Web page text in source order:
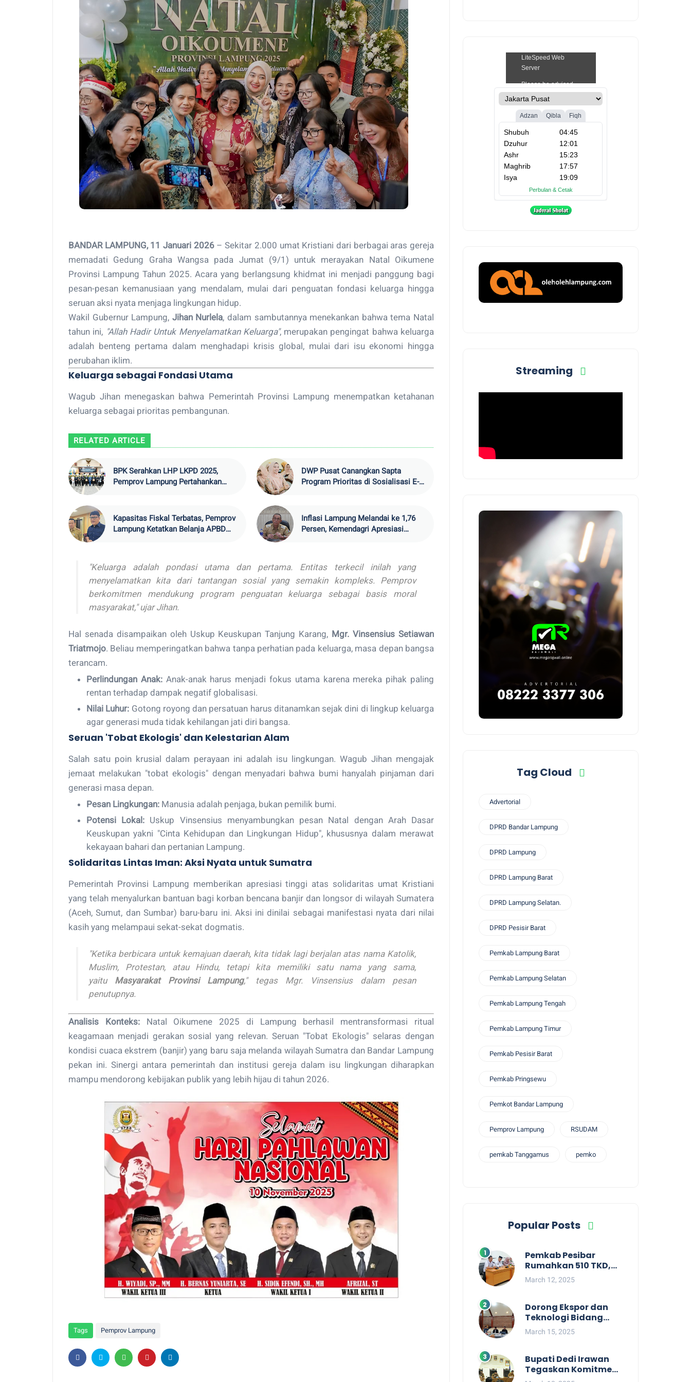
BANDAR LAMPUNG, 11 Januari 2026– Sekitar 2.000 umat Kristiani dari berbagai aras gereja
memadati Gedung Graha Wangsa pada Jumat (9/1) untuk merayakan Natal Oikumene
Provinsi Lampung Tahun 2025. Acara yang berlangsung khidmat ini menjadi panggung bagi
pesan-pesan kemanusiaan yang mendalam, mulai dari penguatan fondasi keluarga hingga
seruan aksi nyata menjaga lingkungan hidup.
Wakil Gubernur Lampung, Jihan Nurlela, dalam sambutannya menekankan bahwa tema Natal
tahun ini, "Allah Hadir Untuk Menyelamatkan Keluarga", merupakan pengingat bahwa keluarga
adalah benteng pertama dalam menghadapi krisis global, mulai dari isu ekonomi hingga
perubahan iklim.
Keluarga sebagai Fondasi Utama
Wagub Jihan menegaskan bahwa Pemerintah Provinsi Lampung menempatkan ketahanan
keluarga sebagai prioritas pembangunan.
RELATED ARTICLE
BPK Serahkan LHP LKPD 2025,
Pemprov Lampung Pertahankan
DWP Pusat Canangkan Sapta
Program Prioritas di Sosialisasi E-
Kapasitas Fiskal Terbatas, Pemprov
Lampung Ketatkan Belanja APBD
Inflasi Lampung Melandai ke 1,76
Persen, Kemendagri Apresiasi
"Keluarga adalah pondasi utama dan pertama. Entitas terkecil inilah yang
menyelamatkan kita dari tantangan sosial yang semakin kompleks. Pemprov
berkomitmen mendukung program penguatan keluarga sebagai basis moral
masyarakat," ujar Jihan.
Hal senada disampaikan oleh Uskup Keuskupan Tanjung Karang, Mgr. Vinsensius Setiawan
Triatmojo. Beliau memperingatkan bahwa tanpa perhatian pada keluarga, masa depan bangsa
terancam.
Perlindungan Anak:Anak-anak harus menjadi fokus utama karena mereka pihak paling
rentan terhadap dampak negatif globalisasi.
Nilai Luhur: Gotong royong dan persatuan harus ditanamkan sejak dini di lingkup keluarga
agar generasi muda tidak kehilangan jati diri bangsa.
Seruan 'Tobat Ekologis' dan Kelestarian Alam
Salah satu poin krusial dalam perayaan ini adalah isu lingkungan. Wagub Jihan mengajak
jemaat melakukan "tobat ekologis" dengan menyadari bahwa bumi hanyalah pinjaman dari
generasi masa depan.
Pesan Lingkungan: Manusia adalah penjaga, bukan pemilik bumi.
Potensi Lokal: Uskup Vinsensius menyambungkan pesan Natal dengan Arah Dasar
Keuskupan yakni "Cinta Kehidupan dan Lingkungan Hidup", khususnya dalam merawat
kekayaan bahari dan pertanian Lampung.
Solidaritas Lintas Iman: Aksi Nyata untuk Sumatra
Pemerintah Provinsi Lampung memberikan apresiasi tinggi atas solidaritas umat Kristiani
yang telah menyalurkan bantuan bagi korban bencana banjir dan longsor di wilayah Sumatera
(Aceh, Sumut, dan Sumbar) baru-baru ini. Aksi ini dinilai sebagai manifestasi nyata dari nilai
kasih yang melampaui sekat-sekat dogmatis.
"Ketika berbicara untuk kemajuan daerah, kita tidak lagi berjalan atas nama Katolik,
Muslim, Protestan, atau Hindu, tetapi kita memiliki satu nama yang sama,
yaitu Masyarakat Provinsi Lampung," tegas Mgr. Vinsensius dalam pesan
penutupnya.
Analisis Konteks:Natal Oikumene 2025 di Lampung berhasil mentransformasi ritual
keagamaan menjadi gerakan sosial yang relevan. Seruan "Tobat Ekologis" selaras dengan
kondisi cuaca ekstrem (banjir) yang baru saja melanda wilayah Sumatra dan Bandar Lampung
pekan ini. Sinergi antara pemerintah dan institusi gereja dalam isu lingkungan diharapkan
mampu mendorong kebijakan publik yang lebih hijau di tahun 2026.
Tags Pemprov Lampung
Streaming
Tag Cloud
Advertorial
DPRD Bandar Lampung
DPRD Lampung
DPRD Lampung Barat
DPRD Lampung Selatan.
DPRD Pesisir Barat
Pemkab Lampung Barat
Pemkab Lampung Selatan
Pemkab Lampung Tengah
Pemkab Lampung Timur
Pemkab Pesisir Barat
Pemkab Pringsewu
Pemkot Bandar Lampung
Pemprov Lampung RSUDAM
pemkab Tanggamus pemko
Popular Posts
Pemkab Pesibar
Rumahkan 510 TKD,
Suryadi : Jangan
Kaitkan Dengan
March 12, 2025
Dorong Ekspor dan
Teknologi Bidang
Perikanan, Bupati
Pesisir Barat Audiensi
March 15, 2025
Bupati Dedi Irawan
Tegaskan Komitmen
Kepemimpinan yang